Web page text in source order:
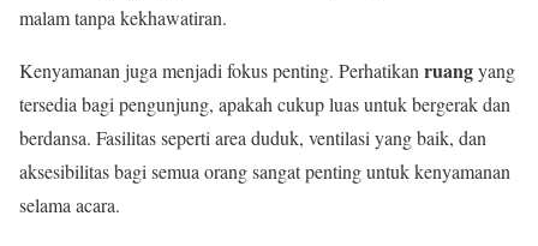
malam tanpa kekhawatiran.
Kenyamanan juga menjadi fokus penting. Perhatikanruangyang
tersedia bagi pengunjung, apakah cukup luas untuk bergerak dan
berdansa. Fasilitas seperti area duduk, ventilasi yang baik, dan
aksesibilitas bagi semua orang sangat penting untuk kenyamanan
selama acara.